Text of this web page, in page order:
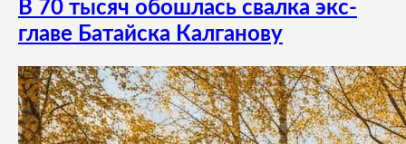
В 70 тысяч обошлась свалка экс-
главе Батайска Калганову